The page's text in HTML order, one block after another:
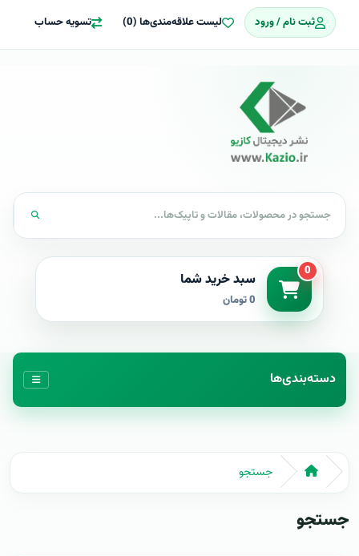
ثبت نام / ورود لیست علاقه‌مندی‌ها (0) تسویه حساب
0 سبد خرید شما
0 تومان
دسته‌بندی‌ها
جستجو
جستجو